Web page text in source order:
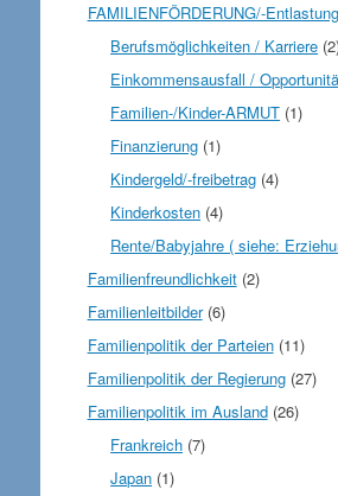
FAMILIENFÖRDERUNG/-Entlastung
Berufsmöglichkeiten / Karriere
Einkommensausfall /
Familien-/Kinder-ARMUT (1)
Finanzierung (1)
Kindergeld/-freibetrag (4)
Kinderkosten (4)
Rente/Babyjahre ( siehe:
Familienfreundlichkeit(2)
Familienleitbilder(6)
Familienpolitik der Parteien(11)
Familienpolitik der Regierung(27)
Familienpolitik im Ausland(26)
Frankreich (7)
Japan (1)